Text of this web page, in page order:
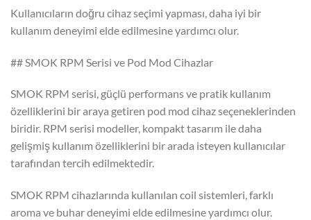
Kullanıcıların doğru cihaz seçimi yapması, daha iyi bir
kullanım deneyimi elde edilmesine yardımcı olur.
## SMOK RPM Serisi ve Pod Mod Cihazlar
SMOK RPM serisi, güçlü performans ve pratik kullanım
özelliklerini bir araya getiren pod mod cihaz seçeneklerinden
biridir. RPM serisi modeller, kompakt tasarım ile daha
gelişmiş kullanım özelliklerini bir arada isteyen kullanıcılar
tarafından tercih edilmektedir.
SMOK RPM cihazlarında kullanılan coil sistemleri, farklı
aroma ve buhar deneyimi elde edilmesine yardımcı olur.